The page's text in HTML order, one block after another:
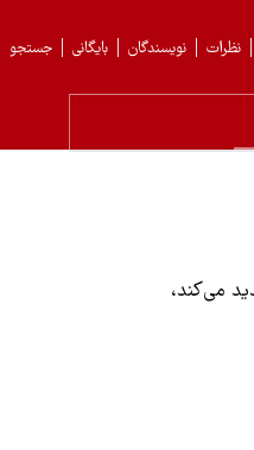
جستجو بایگانی نویسندگان نظرات
می‌کند،